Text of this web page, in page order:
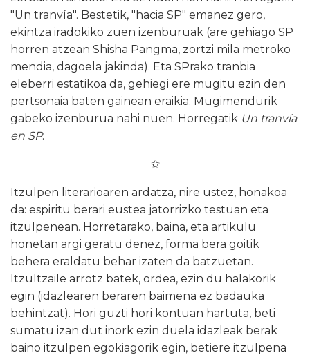
"Un tranvía". Bestetik, "hacia SP" emanez gero,
ekintza iradokiko zuen izenburuak (are gehiago SP
horren atzean Shisha Pangma, zortzi mila metroko
mendia, dagoela jakinda). Eta SPrako tranbia
eleberri estatikoa da, gehiegi ere mugitu ezin den
pertsonaia baten gainean eraikia. Mugimendurik
gabeko izenburua nahi nuen. Horregatik Un tranvía
en SP.
✩
Itzulpen literarioaren ardatza, nire ustez, honakoa
da: espiritu berari eustea jatorrizko testuan eta
itzulpenean. Horretarako, baina, eta artikulu
honetan argi geratu denez, forma bera goitik
behera eraldatu behar izaten da batzuetan.
Itzultzaile arrotz batek, ordea, ezin du halakorik
egin (idazlearen beraren baimena ez badauka
behintzat). Hori guzti hori kontuan hartuta, beti
sumatu izan dut inork ezin duela idazleak berak
baino itzulpen egokiagorik egin, betiere itzulpena